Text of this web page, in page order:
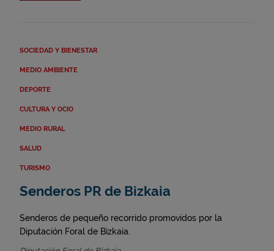
SOCIEDAD Y BIENESTAR
MEDIO AMBIENTE
DEPORTE
CULTURA Y OCIO
MEDIO RURAL
SALUD
TURISMO
Senderos PR de Bizkaia
Senderos de pequeño recorrido promovidos por la
Diputación Foral de Bizkaia.